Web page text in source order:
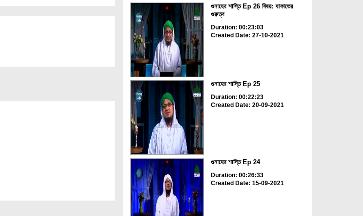
গুনাহের শাস্তি Ep 26 বিষয়: যাকাতের
গুরুত্ব
Duration: 00:23:03
Created Date: 27-10-2021
গুনাহের শাস্তি Ep 25
Duration: 00:22:23
Created Date: 20-09-2021
গুনাহের শাস্তি Ep 24
Duration: 00:26:33
Created Date: 15-09-2021